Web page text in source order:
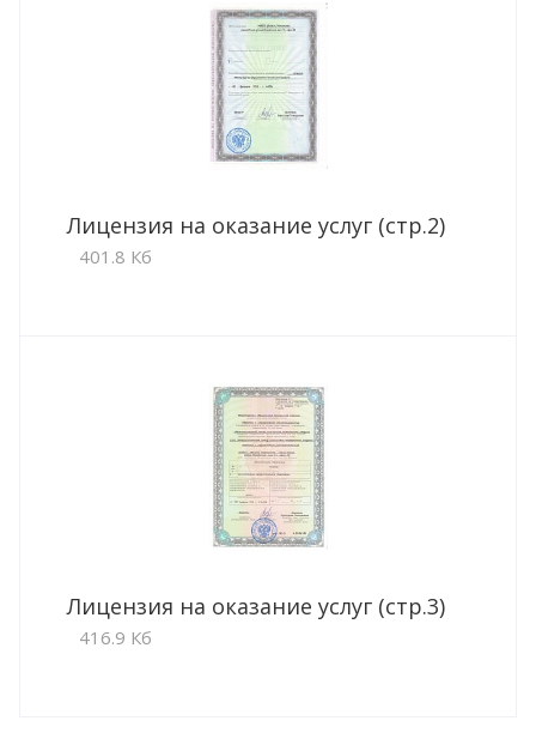
Лицензия на оказание услуг (стр.2)
401.8 Кб
Лицензия на оказание услуг (стр.3)
416.9 Кб